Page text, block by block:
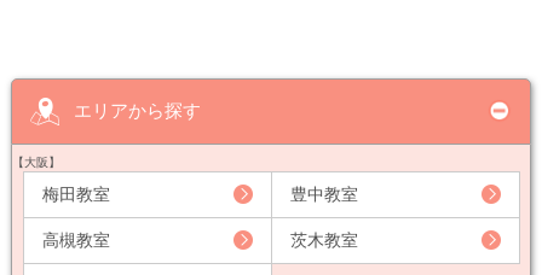
エリアから探す
【大阪】
梅田教室 豊中教室
高槻教室 茨木教室